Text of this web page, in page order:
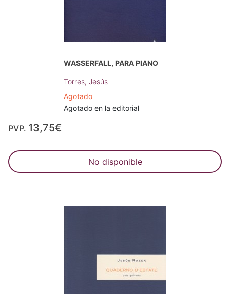
WASSERFALL, PARA PIANO
Torres, Jesús
Agotado
Agotado en la editorial
PVP. 13,75€
No disponible